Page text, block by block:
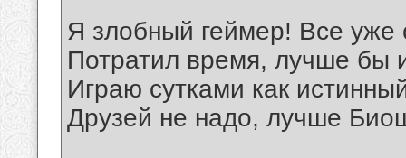
Я злобный геймер! Все уже
Потратил время, лучше бы
Играю сутками как
Друзей не надо, лучше